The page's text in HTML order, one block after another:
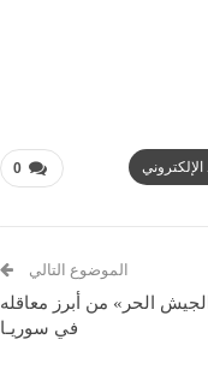
0 الإلكتروني
الموضوع التالي
الحر» من أبرز معاقله
في سوريـا